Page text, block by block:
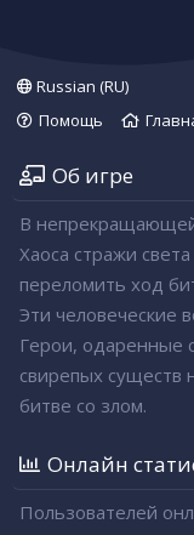
Russian (RU)
Помощь
Об игре
В
Хаоса стражи
переломить ход
Эти человеческие
Герои, одаренные
свирепых существ
битве со злом.
Онлайн
Пользователей